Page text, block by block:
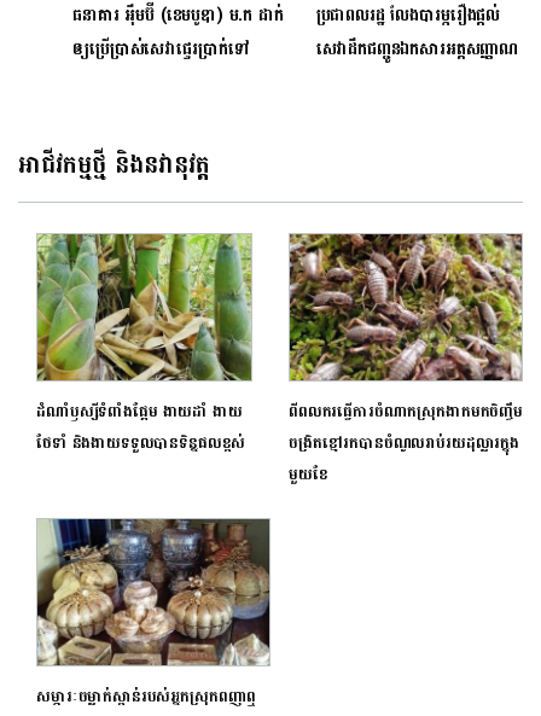
ធនាគារ អុឹមប៊ី (ខេមបូឌា) ម.ក ដាក់
ឲ្យប្រើប្រាស់សេវាផ្ទេរប្រាក់ទៅ
ប្រជាពលរដ្ឋ លែងបារម្ភរឿងផ្តល់
សេវាដឹកជញ្ជូនឯកសារអត្តសញ្ញាណ
អាជីវកម្មថ្មី និងនវានុវត្ត
ដំណាំឫស្សីទំពាំងផ្អែម ងាយដាំ ងាយ
ថែទាំ និងងាយទទួលបានទិន្នផលខ្ពស់
ពីពលករធ្វើការចំណាកស្រុកងាកមកចិញ្ចឹម
ចង្រិតខ្មៅរកបានចំណូលរាប់រយដុល្លារក្នុង
មួយខែ
សម្ភារៈចម្លាក់ស្ពាន់របស់អ្នកស្រុកពញាឮ